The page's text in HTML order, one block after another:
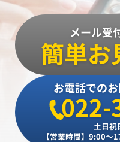
メール受
簡単お
お電話での
022-
土日祝
【営業時間】9:00～